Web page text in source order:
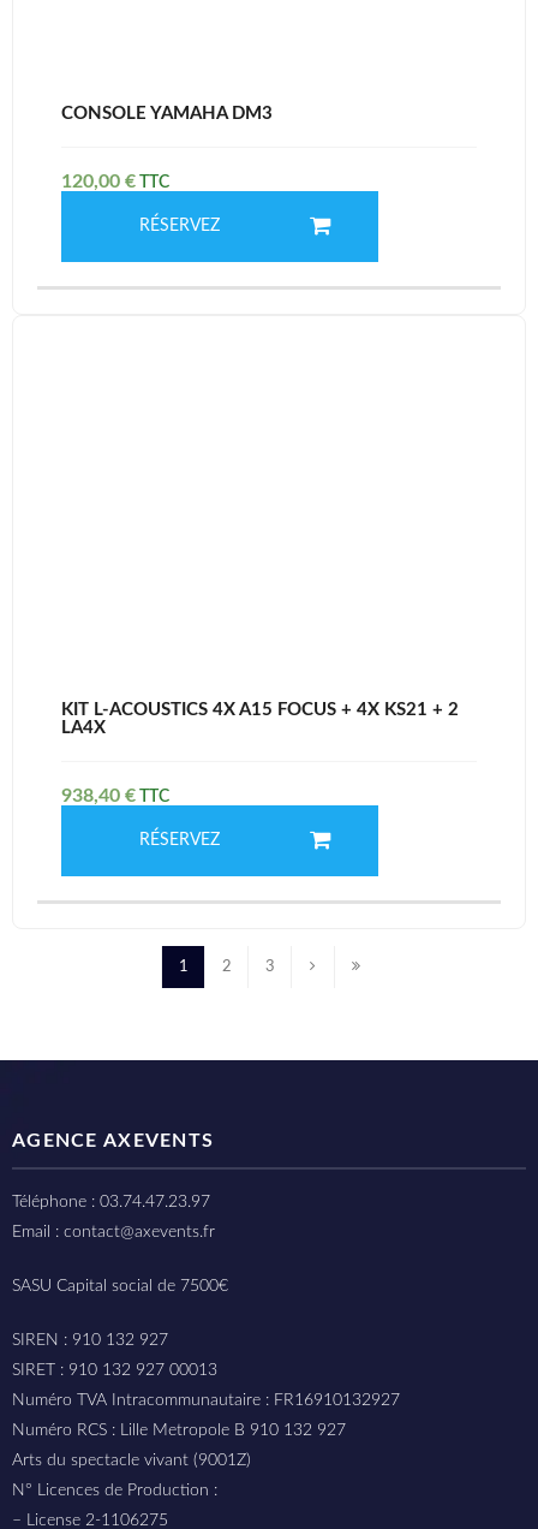
CONSOLE YAMAHA DM3
120,00 €
RÉSERVEZ
KIT L-ACOUSTICS 4X A15 FOCUS + 4X KS21 + 2
LA4X
938,40 €
RÉSERVEZ
1 2 3
AGENCE AXEVENTS
Téléphone : 03.74.47.23.97
Email : contact@axevents.fr
SASU Capital social de 7500€
SIREN : 910 132 927
SIRET : 910 132 927 00013
Numéro TVA Intracommunautaire : FR16910132927
Numéro RCS : Lille Metropole B 910 132 927
Arts du spectacle vivant (9001Z)
N° Licences de Production :
– License 2-1106275